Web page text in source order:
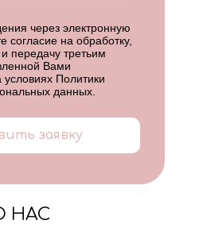
через электронную
на обработку,
передачу третьим
Вами
Политики
данных
заявку
НАС